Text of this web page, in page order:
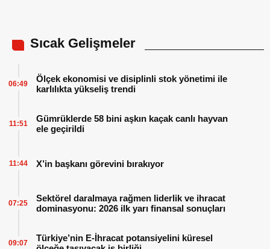
Sıcak Gelişmeler
Ölçek ekonomisi ve disiplinli stok yönetimi ile
karlılıkta yükseliş trendi
06:49
Gümrüklerde 58 bini aşkın kaçak canlı hayvan
ele geçirildi
11:51
X’in başkanı görevini bırakıyor
11:44
Sektörel daralmaya rağmen liderlik ve ihracat
dominasyonu: 2026 ilk yarı finansal sonuçları
07:25
Türkiye’nin E-İhracat potansiyelini küresel
09:07